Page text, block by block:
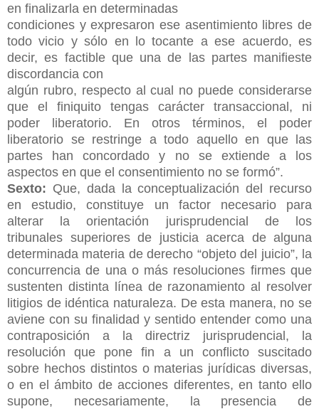
en finalizarla en determinadas
condiciones y expresaron ese asentimiento libres de
todo vicio y sólo en lo tocante aese acuerdo, es
decir, es factible que una de las partes manifieste
discordancia con
algún rubro, respecto al cual no puede considerarse
que el finiquito tengas carácter transaccional, ni
poder liberatorio. En otros términos, el poder
liberatorio se restringe a todo aquello en que las
partes han concordado y no se extiende a los
aspectos en que el consentimiento no se formó”.
Sexto: Que, dada la conceptualización del recurso
en estudio, constituye un factor necesario para
alterar la orientación jurisprudencial de los
tribunales superiores de justicia acerca de alguna
determinada materia de derecho “objetodel juicio”, la
concurrencia de una o más resoluciones firmes que
sustenten distinta línea de razonamiento al resolver
litigios de idéntica naturaleza. De esta manera, no se
aviene con su finalidad y sentido entender como una
contraposición a la directriz jurisprudencial, la
resolución que pone fin a un conflicto suscitado
sobre hechos distintos o materias jurídicas diversas,
o en el ámbito de acciones diferentes, en tanto ello
supone, necesariamente, la presencia de